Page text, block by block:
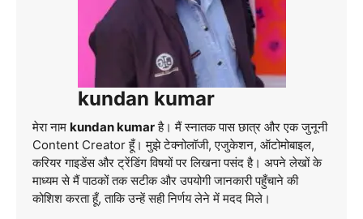
kundan kumar
मेरा नाम kundan kumarहै। मैं स्नातक पास छात्र और एक जुनूनी
Content Creator हूँ। मुझे टेक्नोलॉजी, एजुकेशन, ऑटोमोबाइल,
करियर गाइडेंस और ट्रेंडिंग विषयों पर लिखना पसंद है। अपने लेखों के
माध्यम से मैं पाठकों तक सटीक और उपयोगी जानकारी पहुँचाने की
कोशिश करता हूँ, ताकि उन्हें सही निर्णय लेने में मदद मिले।